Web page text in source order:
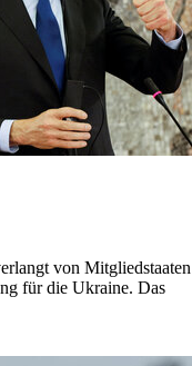
von Mitgliedstaaten
für die Ukraine. Das